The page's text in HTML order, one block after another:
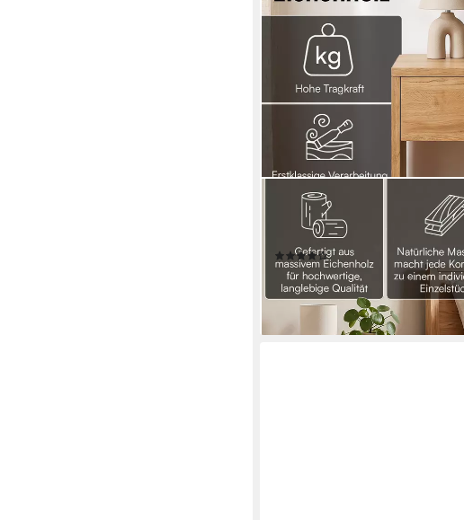
SKØLM
Nachtschrank Floki aus Eiche
geölt) Nachtschrank mit
(5)
249,99 € UVP299,99 €
-17%
lieferbar in 12 Wochen